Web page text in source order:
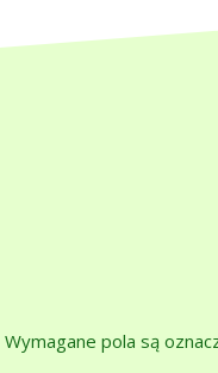
Wymagane pola są